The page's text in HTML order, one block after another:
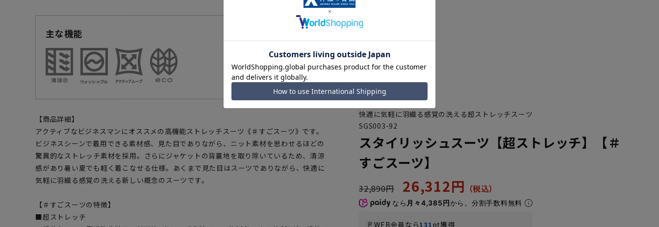
主な機能
【商品詳細】
アクティブなビジネスマンにオススメの高機能ストレッチスーツ《＃すごスーツ》です。
ビジネスシーンで着用できる素材感、見た目でありながら、ニット素材を思わせるほどの
驚異的なストレッチ素材を採用。さらにジャケットの背裏地を取り除いているため、清涼
感があり暑い夏でも軽く着こなせる仕様。あくまで見た目はスーツでありながら、快適に
気軽に羽織る感覚の洗える新しい概念のスーツです。
【＃すごスーツの特徴】
■超ストレッチ
快適に気軽に羽織る感覚の洗える超ストレッチスーツ
SGS003-92
スタイリッシュスーツ【超ストレッチ】【＃
すごスーツ】
32,890円 26,312円
なら 月々4,385円から。分割手数料無料
WEB会員なら131pt獲得